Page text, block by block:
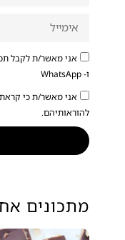
מתכונים
אני מאשר/ת לקבל
ו- WhatsApp
אני מאשר/ת כי
להוראותיהם.